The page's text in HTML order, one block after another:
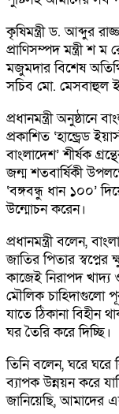
কৃষিমন্ত্রী ড. আব্দুর
প্রাণিসম্পদ মন্ত্রী শ ম
মজুমদার বিশেষ
সচিব মো. মেসবাহুল
প্রধানমন্ত্রী
প্রকাশিত ‘হান্ড্রেড
বাংলাদেশ’ শীর্ষক
জন্ম শতবার্ষিকী
‘বঙ্গবন্ধু ধান ১০০’
উন্মোচন করেন।
প্রধানমন্ত্রী বলেন,
জাতির পিতার স্বপ্নের
কাজেই নিরাপদ খাদ্য
মৌলিক চাহিদাগুলো
যাতে ঠিকানা বিহীন
ঘর তৈরি করে দিচ্ছি।
তিনি বলেন, ঘরে ঘরে
ব্যাপক উন্নয়ন করে
জানিয়েছি, আমাদের